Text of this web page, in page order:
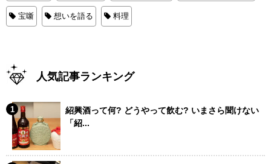
宝噺 想いを語る 料理
人気記事ランキング
紹興酒って何? どうやって飲む? いまさら聞けない
「紹...